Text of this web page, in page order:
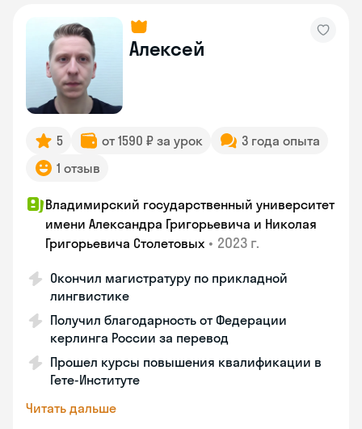
Алексей
5 от 1590 ₽ за урок
3 года опыта
1 отзыв
Владимирский государственный университет
имени Александра Григорьевича и Николая
Григорьевича Столетовых • 2023 г.
Окончил магистратуру по прикладной
лингвистике
Получил благодарность от Федерации
керлинга России за перевод
Прошел курсы повышения квалификации в
Гете-Институте
Читать дальше